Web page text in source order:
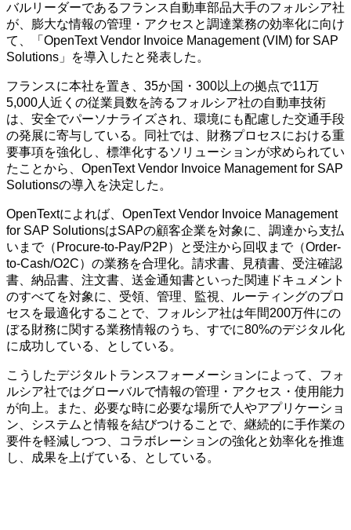
バルリーダーであるフランス自動車部品大手のフォルシア社
が、膨大な情報の管理・アクセスと調達業務の効率化に向け
て、「OpenText Vendor Invoice Management (VIM) for SAP
Solutions」を導入したと発表した。
フランスに本社を置き、35か国・300以上の拠点で11万
5,000人近くの従業員数を誇るフォルシア社の自動車技術
は、安全でパーソナライズされ、環境にも配慮した交通手段
の発展に寄与している。同社では、財務プロセスにおける重
要事項を強化し、標準化するソリューションが求められてい
たことから、OpenText Vendor Invoice Management for SAP
Solutionsの導入を決定した。
OpenTextによれば、OpenText Vendor Invoice Management
for SAP SolutionsはSAPの顧客企業を対象に、調達から支払
いまで（Procure-to-Pay/P2P）と受注から回収まで（Order-
to-Cash/O2C）の業務を合理化。請求書、見積書、受注確認
書、納品書、注文書、送金通知書といった関連ドキュメント
のすべてを対象に、受領、管理、監視、ルーティングのプロ
セスを最適化することで、フォルシア社は年間200万件にの
ぼる財務に関する業務情報のうち、すでに80%のデジタル化
に成功している、としている。
こうしたデジタルトランスフォーメーションによって、フォ
ルシア社ではグローバルで情報の管理・アクセス・使用能力
が向上。また、必要な時に必要な場所で人やアプリケーショ
ン、システムと情報を結びつけることで、継続的に手作業の
要件を軽減しつつ、コラボレーションの強化と効率化を推進
し、成果を上げている、としている。